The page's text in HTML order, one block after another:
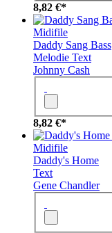
8,82 €*
Midifile
Daddy Sang Bass
Melodie Text
Johnny Cash
8,82 €*
Midifile
Daddy's Home
Text
Gene Chandler